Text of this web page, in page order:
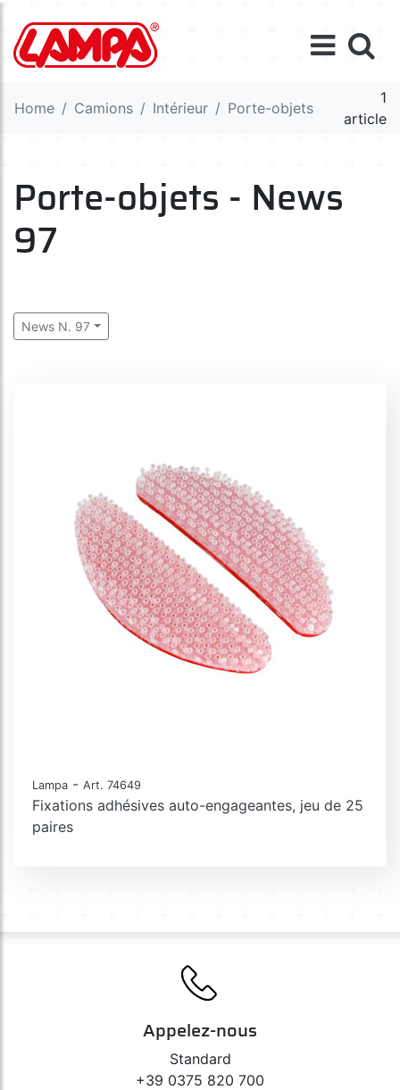
Home Camions Intérieur Porte-objets
1
article
Porte-objets - News
97
News N. 97
Lampa - Art. 74649
Fixations adhésives auto-engageantes, jeu de 25
paires
Appelez-nous
Standard
+39 0375 820 700